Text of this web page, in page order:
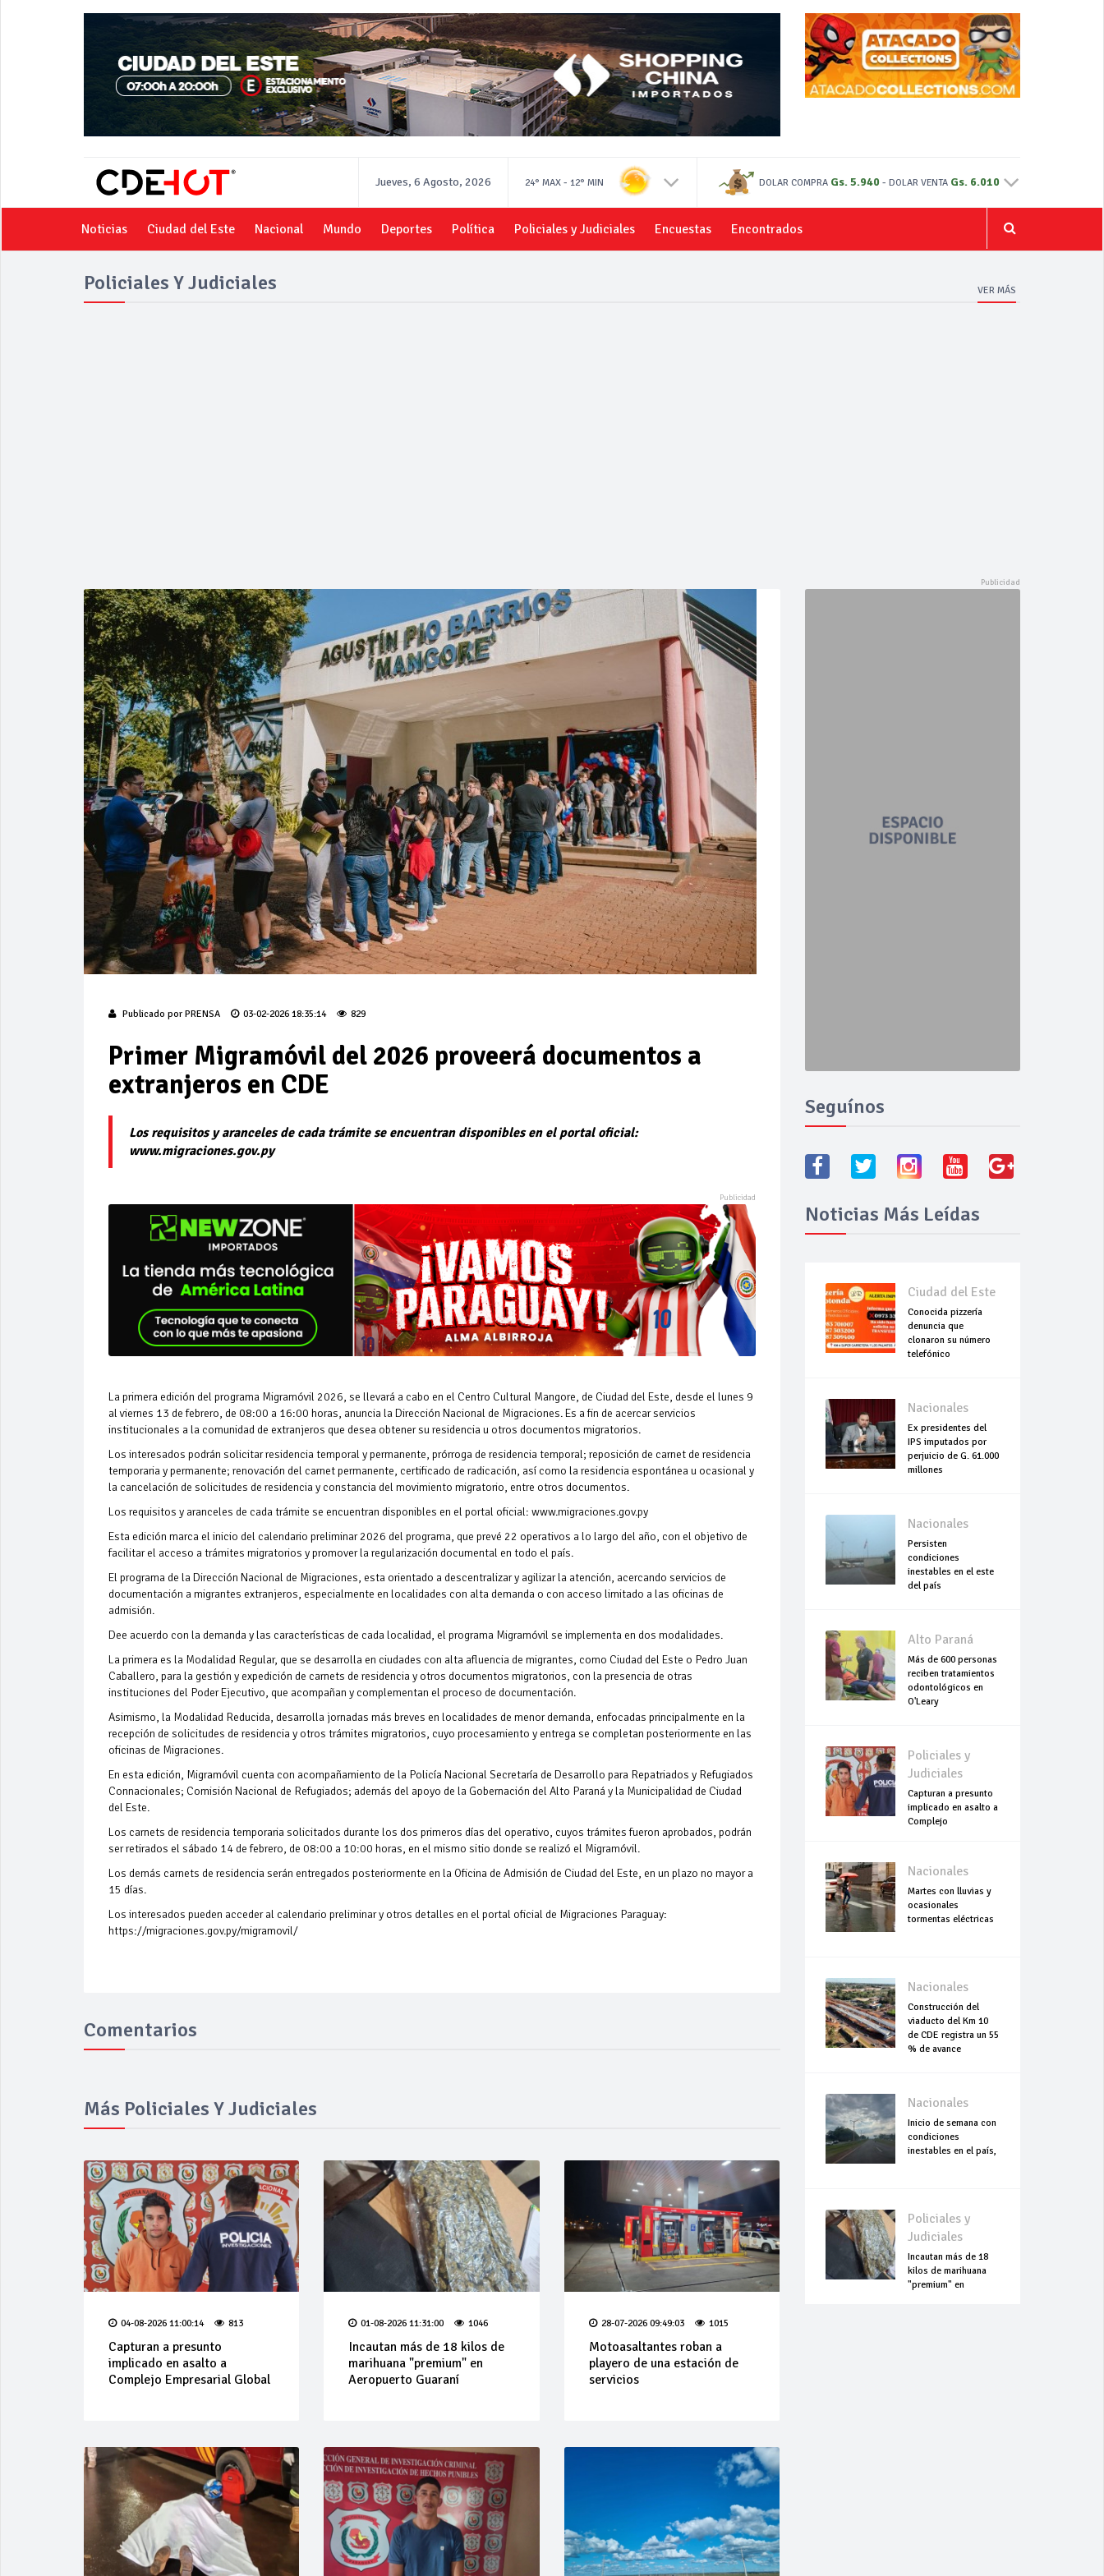
Jueves, 6 Agosto, 2026 24° MAX - 12° MIN DOLAR COMPRA Gs. 5.940 - DOLAR VENTA Gs. 6.010
Noticias Ciudad del Este Nacional Mundo Deportes Política Policiales y Judiciales Encuestas Encontrados
Policiales Y Judiciales VER MÁS
Publicado por PRENSA 03-02-2026 18:35:14 829
Primer Migramóvil del 2026 proveerá documentos a
extranjeros en CDE
Los requisitos y aranceles de cada trámite se encuentran disponibles en el portal oficial:
www.migraciones.gov.py
La primera edición del programa Migramóvil 2026, se llevará a cabo en el Centro Cultural Mangore, de Ciudad del Este, desde el lunes 9
al viernes 13 de febrero, de 08:00 a 16:00 horas, anuncia la Dirección Nacional de Migraciones. Es a fin de acercar servicios
institucionales a la comunidad de extranjeros que desea obtener su residencia u otros documentos migratorios.
Los interesados podrán solicitar residencia temporal y permanente, prórroga de residencia temporal; reposición de carnet de residencia
temporaria y permanente; renovación del carnet permanente, certificado de radicación, así como la residencia espontánea u ocasional y
la cancelación de solicitudes de residencia y constancia del movimiento migratorio, entre otros documentos.
Los requisitos y aranceles de cada trámite se encuentran disponibles en el portal oficial: www.migraciones.gov.py
Esta edición marca el inicio del calendario preliminar 2026 del programa, que prevé 22 operativos a lo largo del año, con el objetivo de
facilitar el acceso a trámites migratorios y promover la regularización documental en todo el país.
El programa de la Dirección Nacional de Migraciones, esta orientado a descentralizar y agilizar la atención, acercando servicios de
documentación a migrantes extranjeros, especialmente en localidades con alta demanda o con acceso limitado a las oficinas de
admisión.
Dee acuerdo con la demanda y las características de cada localidad, el programa Migramóvil se implementa en dos modalidades.
La primera es la Modalidad Regular, que se desarrolla en ciudades con alta afluencia de migrantes, como Ciudad del Este o Pedro Juan
Caballero, para la gestión y expedición de carnets de residencia y otros documentos migratorios, con la presencia de otras
instituciones del Poder Ejecutivo, que acompañan y complementan el proceso de documentación.
Asimismo, la Modalidad Reducida, desarrolla jornadas más breves en localidades de menor demanda, enfocadas principalmente en la
recepción de solicitudes de residencia y otros trámites migratorios, cuyo procesamiento y entrega se completan posteriormente en las
oficinas de Migraciones.
En esta edición, Migramóvil cuenta con acompañamiento de la Policía Nacional Secretaría de Desarrollo para Repatriados y Refugiados
Connacionales; Comisión Nacional de Refugiados; además del apoyo de la Gobernación del Alto Paraná y la Municipalidad de Ciudad
del Este.
Los carnets de residencia temporaria solicitados durante los dos primeros días del operativo, cuyos trámites fueron aprobados, podrán
ser retirados el sábado 14 de febrero, de 08:00 a 10:00 horas, en el mismo sitio donde se realizó el Migramóvil.
Los demás carnets de residencia serán entregados posteriormente en la Oficina de Admisión de Ciudad del Este, en un plazo no mayor a
15 días.
Los interesados pueden acceder al calendario preliminar y otros detalles en el portal oficial de Migraciones Paraguay:
https://migraciones.gov.py/migramovil/
Comentarios
Más Policiales Y Judiciales
04-08-2026 11:00:14 813
Capturan a presunto
implicado en asalto a
Complejo Empresarial Global
01-08-2026 11:31:00 1046
Incautan más de 18 kilos de
marihuana "premium" en
Aeropuerto Guaraní
28-07-2026 09:49:03 1015
Motoasaltantes roban a
playero de una estación de
servicios
Seguínos
Noticias Más Leídas
Ciudad del Este
Conocida pizzería
denuncia que
clonaron su número
telefónico
Nacionales
Ex presidentes del
IPS imputados por
perjuicio de G. 61.000
millones
Nacionales
Persisten
condiciones
inestables en el este
del país
Alto Paraná
Más de 600 personas
reciben tratamientos
odontológicos en
O'Leary
Policiales y
Judiciales
Capturan a presunto
implicado en asalto a
Complejo
Nacionales
Martes con lluvias y
ocasionales
tormentas eléctricas
Nacionales
Construcción del
viaducto del Km 10
de CDE registra un 55
% de avance
Nacionales
Inicio de semana con
condiciones
inestables en el país,
Policiales y
Judiciales
Incautan más de 18
kilos de marihuana
"premium" en